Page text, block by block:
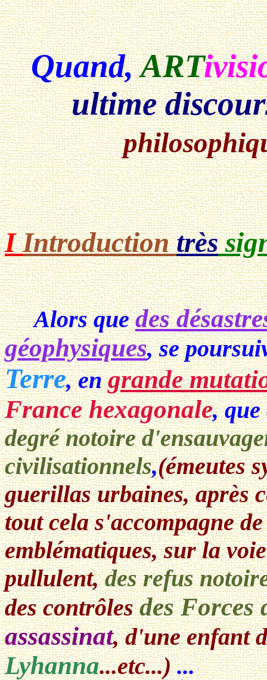
Quand,ART
ultime
IIntroductiontrès
Alors quedes
géophysiques, se
Terre, engrande
France hexagonale, que
degré notoire
civilisationnels,(émeutes
guerillas urbaines, après
tout cela s'accompagne
emblématiques, sur la
pullulent,des refus
des contrôlesdes Forces
assassinat, d'une enfant
Lyhanna...etc...)...